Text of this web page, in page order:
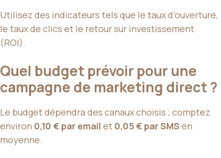
Utilisez des indicateurs tels que le taux d’ouverture,
le taux de clics et le retour sur investissement
(ROI).
Quel budget prévoir pour une
campagne de marketing direct ?
Le budget dépendra des canaux choisis ; comptez
environ 0,10 € par email et 0,05 € par SMS en
moyenne.